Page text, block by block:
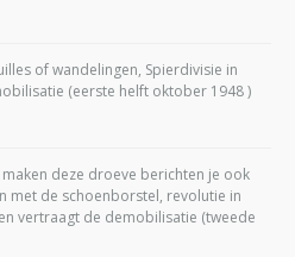
of wandelingen, Spierdivisie in
(eerste helft oktober 1948 )
deze droeve berichten je ook
met de schoenborstel, revolutie in
vertraagt de demobilisatie (tweede